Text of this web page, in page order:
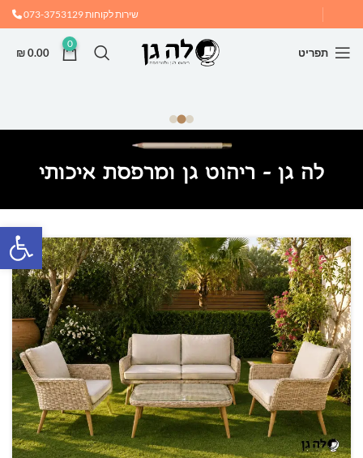
שירות לקוחות073-3753129
תפריט
0
₪0.00
לה גן - ריהוט גן ומרפסת איכותי